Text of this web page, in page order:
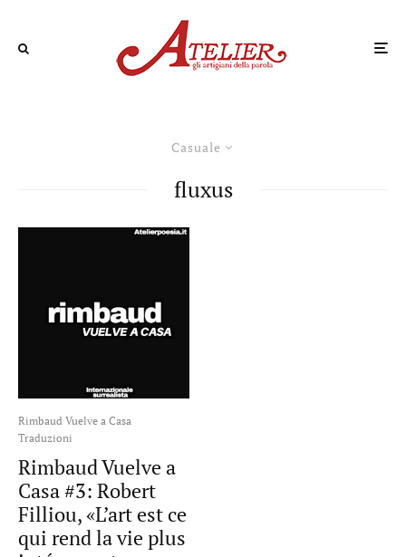
Casuale
fluxus
Rimbaud Vuelve a Casa
Traduzioni
Rimbaud Vuelve a
Casa #3: Robert
Filliou, «L’art est ce
qui rend la vie plus